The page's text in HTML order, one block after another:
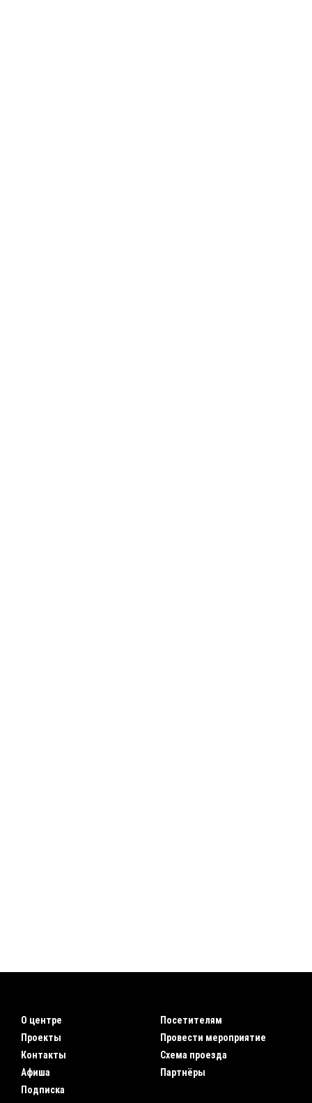
О центре
Проекты
Контакты
Афиша
Подписка
Посетителям
Провести мероприятие
Схема проезда
Партнёры